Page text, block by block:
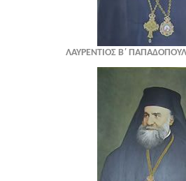
ΛΑΥΡΕΝΤΙΟΣ Β΄